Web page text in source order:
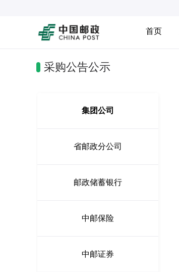
首页
采购公告公示
集团公司
省邮政分公司
邮政储蓄银行
中邮保险
中邮证券